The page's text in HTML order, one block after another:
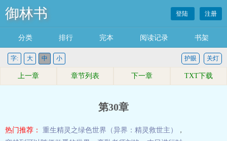
御林书 登陆 注册
分类 排行 完本 阅读记录 书架
字: 大 中 小 关灯
护眼
上一章 章节列表 下一章 TXT下载
第30章
热门推荐： 重生精灵之绿色世界（异界：精灵救世主）
，